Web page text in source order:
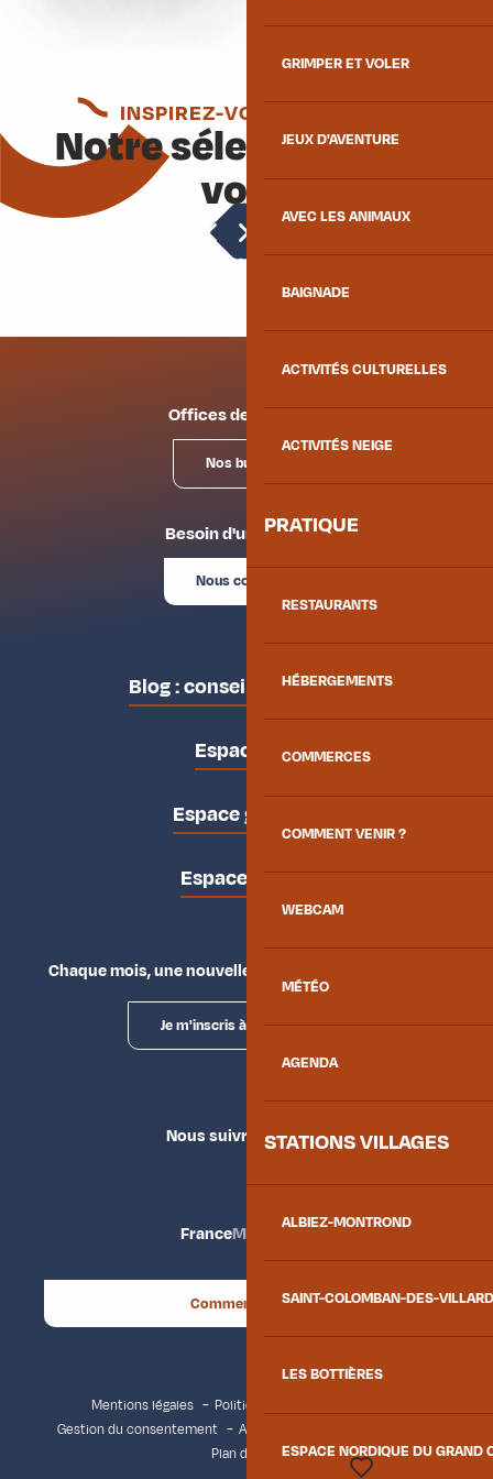
GRIMPER ET VOLER
JEUX D'AVENTURE
AVEC LES ANIMAUX
BAIGNADE
ACTIVITÉS CULTURELLES
ACTIVITÉS NEIGE
PRATIQUE
RESTAURANTS
HÉBERGEMENTS
COMMERCES
COMMENT VENIR ?
WEBCAM
MÉTÉO
AGENDA
STATIONS VILLAGES
ALBIEZ-MONTROND
SAINT-COLOMBAN-DES-
LES BOTTIÈRES
ESPACE NORDIQUE DU GRAND
INSPIREZ-VOUS ENCORE
Notre sélection pour
vous
Offices de tourisme
Nos bureaux
Besoin d'un conseil ?
Nous contacter
Blog : conseils des locaux
Espace pro
Espace groupes
Espace presse
Chaque mois, une nouvelle façon d'explorer la vallée.
Je m'inscris à la newsletter
Nous suivre
FranceMaurienne
Comment venir ?
Mentions légales
Politique de confidentialité
Gestion du consentement
Accessibilité : non conforme
Plan du site